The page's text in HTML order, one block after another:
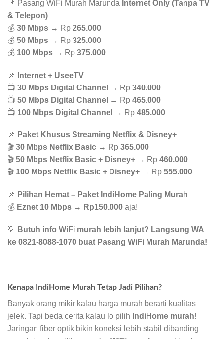
📌 Pasang WiFi Murah Marunda Internet Only (Tanpa TV
& Telepon)
💰 30 Mbps → Rp 265.000
💰 50 Mbps → Rp 325.000
💰 100 Mbps → Rp 375.000
📌
Internet + UseeTV
📺 30 Mbps Digital Channel → Rp 340.000
📺 50 Mbps Digital Channel → Rp 465.000
📺 100 Mbps Digital Channel → Rp 485.000
📌 Paket Khusus Streaming Netflix & Disney+
🎬 30 Mbps Netflix Basic → Rp 365.000
🎬 50 Mbps Netflix Basic + Disney+ → Rp 460.000
🎬 100 Mbps Netflix Basic + Disney+ → Rp 555.000
📌 Pilihan Hemat – Paket IndiHome Paling Murah
💰 Eznet 10 Mbps → Rp150.000 aja!
💡 Butuh info WiFi murah lebih lanjut? Langsung WA
ke 0821-8088-1070 buat Pasang WiFi Murah Marunda!
Kenapa IndiHome Murah Tetap Jadi Pilihan?
Banyak orang mikir kalau harga murah berarti kualitas
jelek. Tapi beda cerita kalau lo pilih IndiHome murah!
Jaringan fiber optik bikin koneksi lebih stabil dibanding